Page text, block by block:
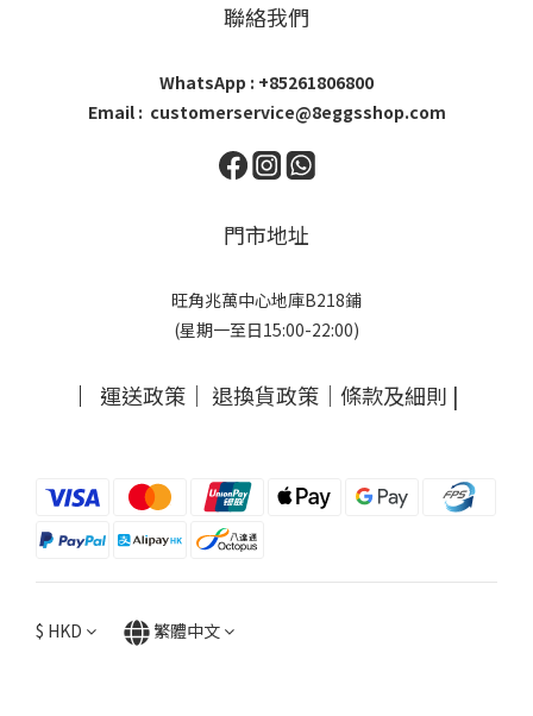
聯絡我們
WhatsApp : +85261806800
Email : customerservice@8eggsshop.com
門市地址
旺角兆萬中心地庫B218鋪
(星期一至日15:00-22:00)
｜ 運送政策 ｜ 退換貨政策 ｜ 條款及細則 |
$ HKD 繁體中文